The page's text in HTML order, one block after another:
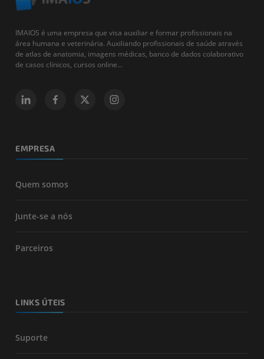
IMAIOS é uma empresa que visa auxiliar e formar profissionais na
área humana e veterinária. Auxiliando profissionais de saúde através
de atlas de anatomia, imagens médicas, banco de dados colaborativo
de casos clínicos, cursos online...
EMPRESA
Quem somos
Junte-se a nós
Parceiros
LINKS ÚTEIS
Suporte